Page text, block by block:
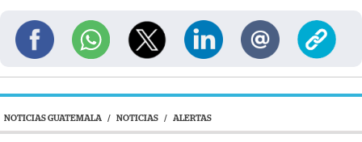
NOTICIAS GUATEMALA / NOTICIAS / ALERTAS